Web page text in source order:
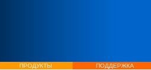
ПРОДУКТЫ ПОДДЕРЖКА